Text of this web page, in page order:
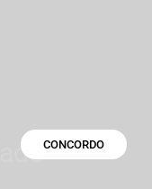
CONCORDO